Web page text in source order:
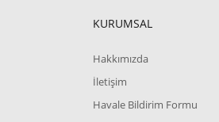
KURUMSAL
Hakkımızda
İletişim
Havale Bildirim Formu